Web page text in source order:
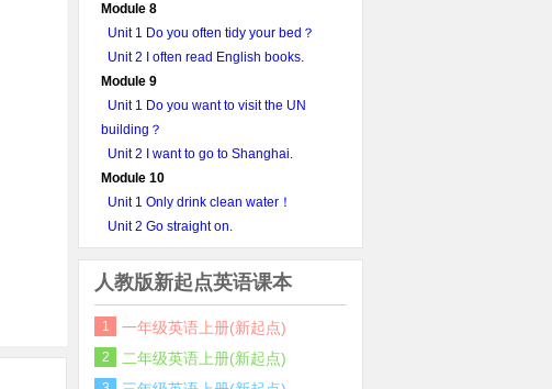
Module 8
Unit 1 Do you often tidy your bed？
Unit 2 I often read English books.
Module 9
Unit 1 Do you want to visit the UN
building？
Unit 2 I want to go to Shanghai.
Module 10
Unit 1 Only drink clean water！
Unit 2 Go straight on.
人教版新起点英语课本
1 一年级英语上册(新起点)
2 二年级英语上册(新起点)